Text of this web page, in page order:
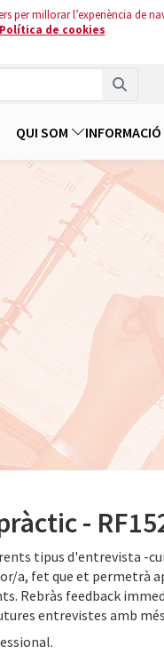
per millorar l’experiència de
Política de cookies
QUI SOM
-
tipus d'entrevista -
a, fet que et permetrà
Rebràs feedback
entrevistes amb